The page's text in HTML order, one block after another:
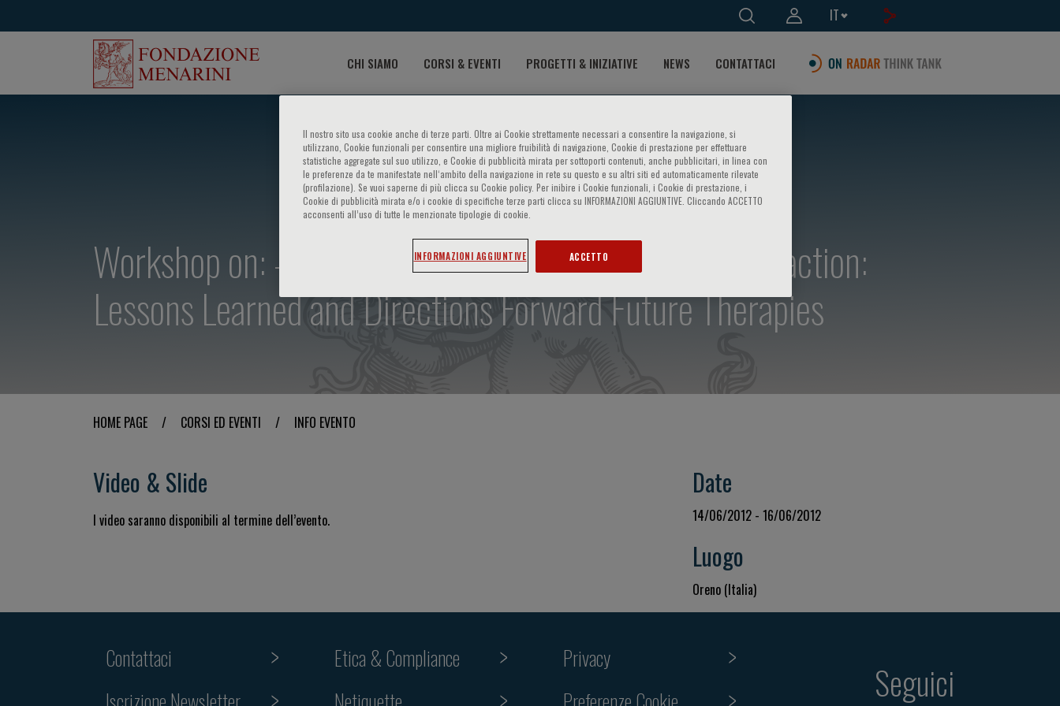
IT
CHI SIAMO CORSI & EVENTI PROGETTI & INIZIATIVE NEWS CONTATTACI
Workshop on: - Heart failure with preserved ejection fraction:
Lessons Learned and Directions Forward Future Therapies
HOME PAGE / CORSI ED EVENTI / INFO EVENTO
Video & Slide
I video saranno disponibili al termine dell’evento.
Date
14/06/2012 - 16/06/2012
Luogo
Oreno (Italia)
Contattaci
Etica & Compliance
Privacy
Seguici
Il nostro sito usa cookie anche di terze parti. Oltre ai Cookie strettamente necessari a consentire la navigazione, si
utilizzano, Cookie funzionali per consentire una migliore fruibilità di navigazione, Cookie di prestazione per effettuare
statistiche aggregate sul suo utilizzo, e Cookie di pubblicità mirata per sottoporti contenuti, anche pubblicitari, in linea con
le preferenze da te manifestate nell‘ambito della navigazione in rete su questo e su altri siti ed automaticamente rilevate
(profilazione). Se vuoi saperne di più clicca su Cookie policy. Per inibire i Cookie funzionali, i Cookie di prestazione, i
Cookie di pubblicità mirata e/o i cookie di specifiche terze parti clicca su INFORMAZIONI AGGIUNTIVE. Cliccando ACCETTO
acconsenti all’uso di tutte le menzionate tipologie di cookie.
INFORMAZIONI AGGIUNTIVE ACCETTO